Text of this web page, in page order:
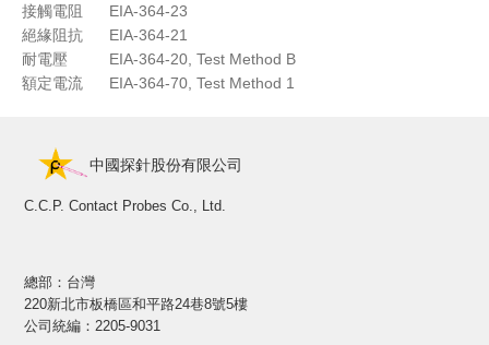
接觸電阻
EIA-364-23
絕緣阻抗
EIA-364-21
耐電壓
EIA-364-20, Test Method B
額定電流
EIA-364-70, Test Method 1
中國探針股份有限公司
C.C.P. Contact Probes Co., Ltd.
總部：台灣
220新北市板橋區和平路24巷8號5樓
公司統編：2205-9031